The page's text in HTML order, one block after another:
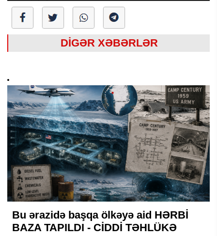
DİGƏR XƏBƏRLƏR
Bu ərazidə başqa ölkəyə aid HƏRBİ
BAZA TAPILDI - CİDDİ TƏHLÜKƏ